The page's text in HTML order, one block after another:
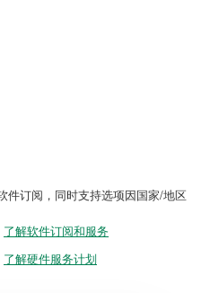
件订阅，同时支持选项因国家/地区
了解软件订阅和服务
了解硬件服务计划